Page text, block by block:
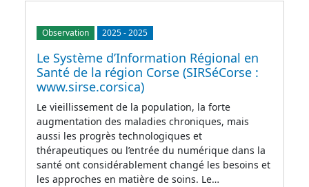
Observation 2025-2025
Le Système d’Information Régional en
Santé de la région Corse (SIRSéCorse :
www.sirse.corsica)
Le vieillissement de la population, la forte
augmentation des maladies chroniques, mais
aussi les progrès technologiques et
thérapeutiques ou l’entrée du numérique dans la
santé ont considérablement changé les besoins et
les approches en matière de soins. Le…